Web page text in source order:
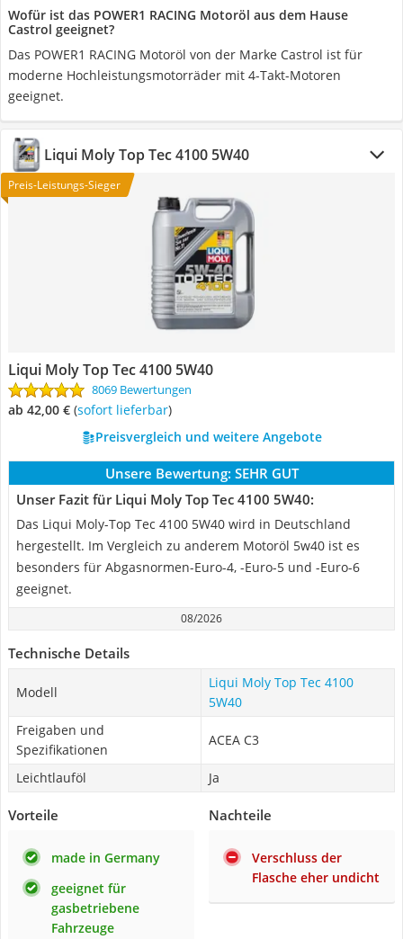
Wofür ist das POWER1 RACING Motoröl aus dem Hause
Castrol geeignet?
Das POWER1 RACING Motoröl von der Marke Castrol ist für
moderne Hochleistungsmotorräder mit 4-Takt-Motoren
geeignet.
Liqui Moly Top Tec 4100 5W40
Preis-Leistungs-Sieger
Liqui Moly Top Tec 4100 5W40
8069 Bewertungen
ab 42,00 € ( Sofort lieferbar)
Preisvergleich und weitere Angebote
Unsere Bewertung: SEHR GUT
Unser Fazit für Liqui Moly Top Tec 4100 5W40:
Das Liqui Moly-Top Tec 4100 5W40 wird in Deutschland
hergestellt. Im Vergleich zu anderem Motoröl 5w40 ist es
besonders für Abgasnormen-Euro-4, -Euro-5 und -Euro-6
geeignet.
08/2026
Technische Details
Modell
Liqui Moly Top Tec 4100
5W40
Freigaben und
Spezifikationen
ACEA C3
Leichtlauföl Ja
Vorteile
made in Germany
geeignet für
gasbetriebene
Fahrzeuge
Nachteile
Verschluss der
Flasche eher undicht